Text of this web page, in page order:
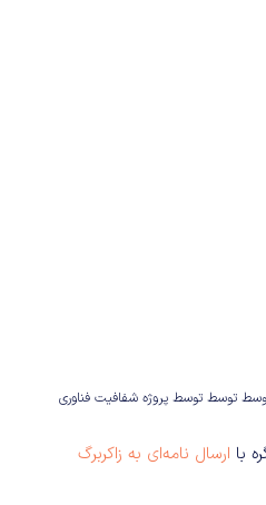
توسط توسط پروژه شفافیت فناوری
با ارسال نامه‌ای به زاکربرگ